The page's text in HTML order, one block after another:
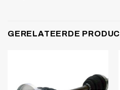
GERELATEERDE